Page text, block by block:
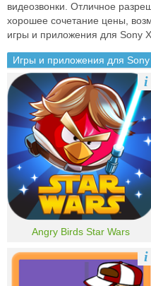
видеозвонки. Отличное
хорошее сочетание цены,
игры и приложения для Sony
Игры и приложения для
Angry Birds Star Wars
i
i